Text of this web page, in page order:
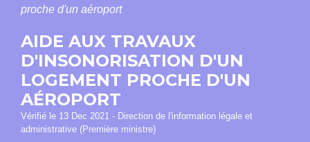
proche d'un aéroport
AIDE AUX TRAVAUX
D'INSONORISATION D'UN
LOGEMENT PROCHE D'UN
AÉROPORT
Vérifié le 13 Dec 2021 - Direction de l'information légale et
administrative (Première ministre)